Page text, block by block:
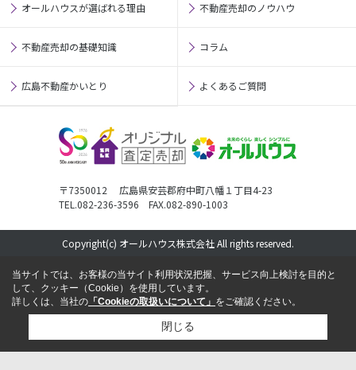
オールハウスが選ばれる理由 不動産売却のノウハウ
不動産売却の基礎知識 コラム
広島不動産かいとり よくあるご質問
〒7350012 広島県安芸郡府中町八幡１丁目4-23
TEL.082-236-3596 FAX.082-890-1003
Copyright(c) オールハウス株式会社 All rights reserved.
当サイトでは、お客様の当サイト利用状況把握、サービス向上検討を目的と
して、クッキー（Cookie）を使用しています。
詳しくは、当社の 「Cookieの取扱いについて」 をご確認ください。
閉じる